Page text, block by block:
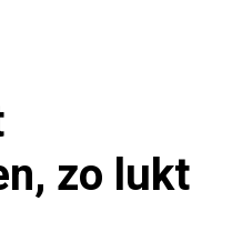
zo lukt